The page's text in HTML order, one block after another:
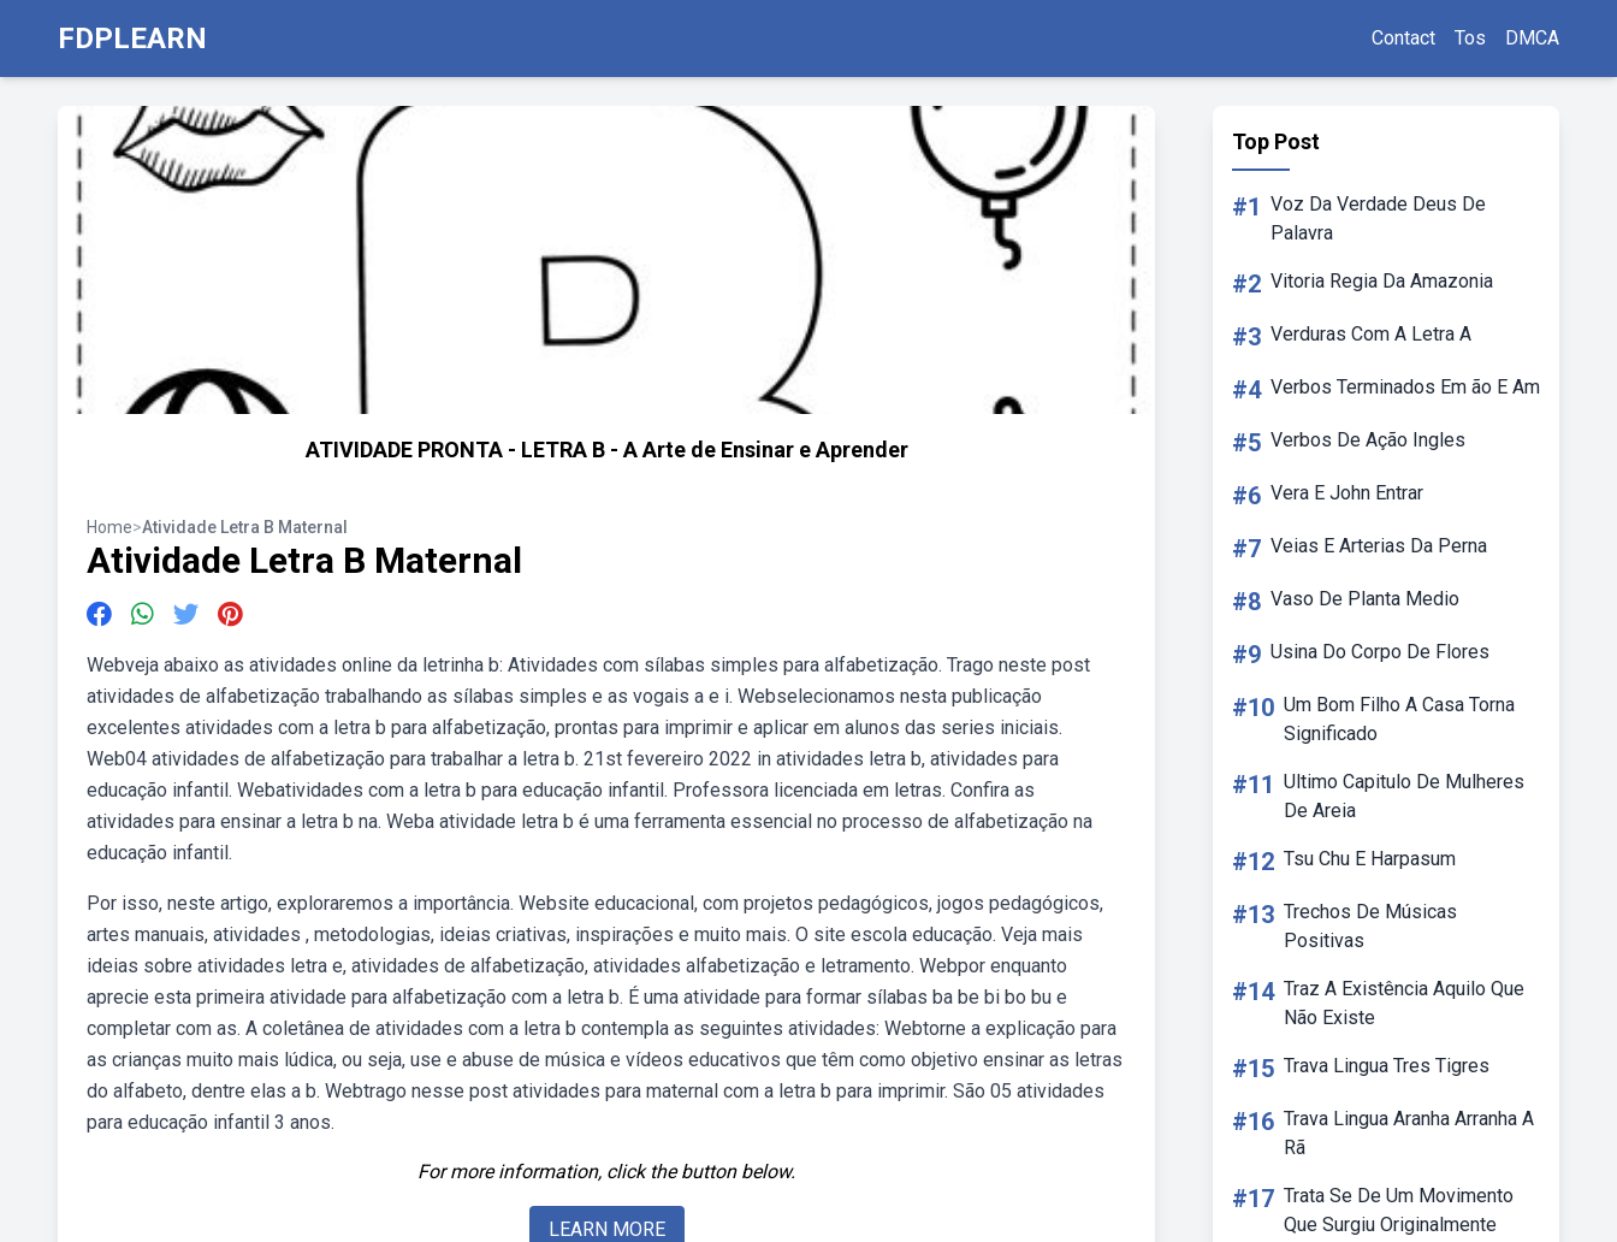
FDPLEARN Contact Tos DMCA
ATIVIDADE PRONTA - LETRA B - A Arte de Ensinar e Aprender
Home>Atividade Letra B Maternal
Atividade Letra B Maternal
Webveja abaixo as atividades online da letrinha b: Atividades com sílabas simples para alfabetização. Trago neste post
atividades de alfabetização trabalhando as sílabas simples e as vogais a e i. Webselecionamos nesta publicação
excelentes atividades com a letra b para alfabetização, prontas para imprimir e aplicar em alunos das series iniciais.
Web04 atividades de alfabetização para trabalhar a letra b. 21st fevereiro 2022 in atividades letra b, atividades para
educação infantil. Webatividades com a letra b para educação infantil. Professora licenciada em letras. Confira as
atividades para ensinar a letra b na. Weba atividade letra b é uma ferramenta essencial no processo de alfabetização na
educação infantil.
Por isso, neste artigo, exploraremos a importância. Website educacional, com projetos pedagógicos, jogos pedagógicos,
artes manuais, atividades , metodologias, ideias criativas, inspirações e muito mais. O site escola educação. Veja mais
ideias sobre atividades letra e, atividades de alfabetização, atividades alfabetização e letramento. Webpor enquanto
aprecie esta primeira atividade para alfabetização com a letra b. É uma atividade para formar sílabas ba be bi bo bu e
completar com as. A coletânea de atividades com a letra b contempla as seguintes atividades: Webtorne a explicação para
as crianças muito mais lúdica, ou seja, use e abuse de música e vídeos educativos que têm como objetivo ensinar as letras
do alfabeto, dentre elas a b. Webtrago nesse post atividades para maternal com a letra b para imprimir. São 05 atividades
para educação infantil 3 anos.
For more information, click the button below.
LEARN MORE
Top Post
#1 Voz Da Verdade Deus De
Palavra
#2 Vitoria Regia Da Amazonia
#3 Verduras Com A Letra A
#4 Verbos Terminados Em ão E Am
#5 Verbos De Ação Ingles
#6 Vera E John Entrar
#7 Veias E Arterias Da Perna
#8 Vaso De Planta Medio
#9 Usina Do Corpo De Flores
#10 Um Bom Filho A Casa Torna
Significado
#11 Ultimo Capitulo De Mulheres
De Areia
#12 Tsu Chu E Harpasum
#13 Trechos De Músicas
Positivas
#14 Traz A Existência Aquilo Que
Não Existe
#15 Trava Lingua Tres Tigres
#16 Trava Lingua Aranha Arranha A
Rã
#17 Trata Se De Um Movimento
Que Surgiu Originalmente